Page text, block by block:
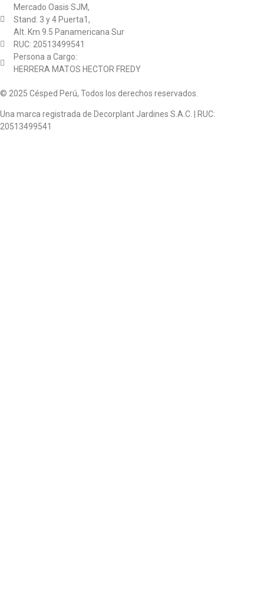
Mercado Oasis SJM,
Stand: 3 y 4 Puerta1,
Alt. Km 9.5 Panamericana Sur
RUC: 20513499541
Persona a Cargo:
HERRERA MATOS HECTOR FREDY
© 2025 Césped Perú, Todos los derechos reservados.
Una marca registrada de Decorplant Jardines S.A.C. | RUC:
20513499541